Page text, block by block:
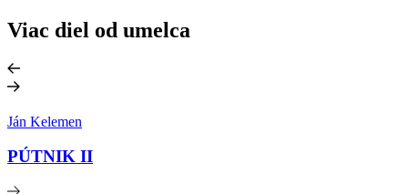
Viac diel od umelca
Ján Kelemen
PÚTNIK II